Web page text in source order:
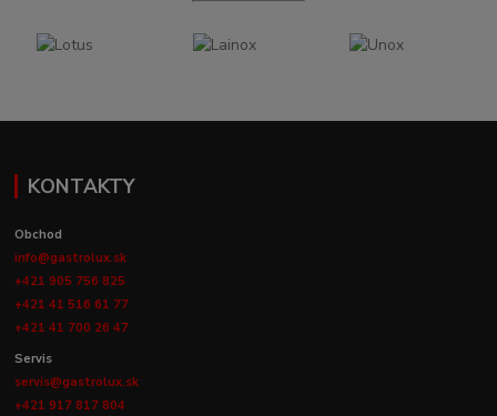
KONTAKTY
Obchod
info@gastrolux.sk
+421 905 756 825
+421 41 516 61 77
+421 41 700 26 47
Servis
servis@gastrolux.sk
+421 917 817 804